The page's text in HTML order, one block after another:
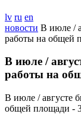
lv ru en
новости В июле /
работы на общей
В июле /
работы на
В июле / августе
общей площади -